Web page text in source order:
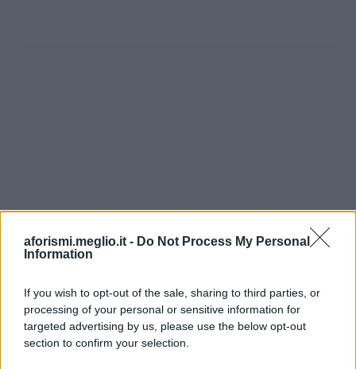
aforismi.meglio.it - Do Not Process My Personal
Information
If you wish to opt-out of the sale, sharing to third parties, or
processing of your personal or sensitive information for
targeted advertising by us, please use the below opt-out
section to confirm your selection.
Ricevi LE FRASI PIÙ BELLE via e-mail
E-mail